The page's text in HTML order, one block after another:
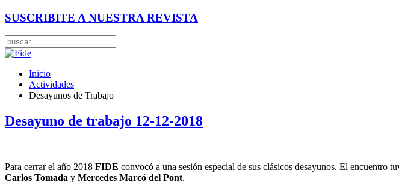
SUSCRIBITE A NUESTRA REVISTA
Inicio
Actividades
Desayunos de Trabajo
Desayuno de trabajo 12-12-2018
Para cerrar el año 2018 FIDE convocó a una sesión especial de sus clásicos desayunos. El encuentro
Carlos Tomada y Mercedes Marcó del Pont.